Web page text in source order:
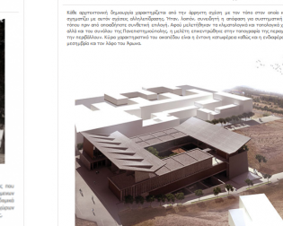
Greekarchitects.gr
Introversive Structure